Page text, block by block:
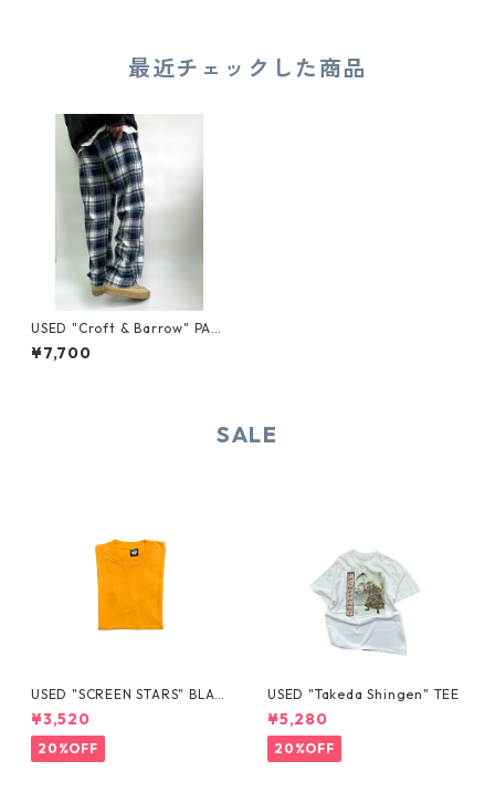
最近チェックした商品
USED "Croft & Barrow" PAJ
AMA PANTS
¥7,700
SALE
USED "SCREEN STARS" BLAN
K TEE
¥3,520
20%OFF
USED "Takeda Shingen" TEE
¥5,280
20%OFF